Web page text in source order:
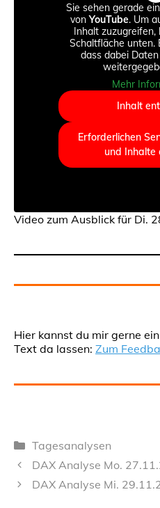
Sie sehen gerade
vonYouTube. Um
Inhalt zuzugreifen,
Schaltfläche unten.
dass dabei
Mehr
Inhalt
Erforderlichen
und Inhalte
Video zum Ausblick für Di.
Hier kannst du mir gerne
Text da lassen: Zum
Kategorien
Tagesanalysen
DAX Analyse Mo.
DAX Analyse Mi.